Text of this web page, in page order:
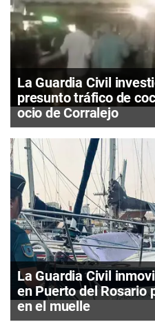
La Guardia Civil
presunto tráfico de
ocio de Corralejo
La Guardia Civil
en Puerto del Rosario
en el muelle